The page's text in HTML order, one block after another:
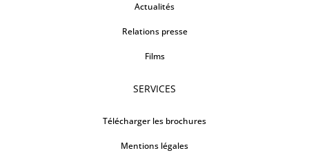
Actualités
Relations presse
Films
SERVICES
Télécharger les brochures
Mentions légales